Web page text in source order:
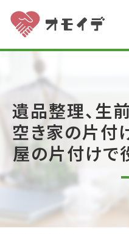
遺品整理、生
空き家の片付
屋の片付けで